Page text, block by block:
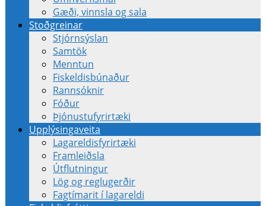
Gæði, vinnsla og sala
Stoðgreinar
Stjórnsýslan
Samtök
Menntun
Fiskeldisbúnaður
Rannsóknir
Fóður
Þjónustufyrirtæki
Upplýsingaveita
Lagareldisfyrirtæki
Framleiðsla
Útflutningur
Lög og reglugerðir
Fagtímarit í lagareldi